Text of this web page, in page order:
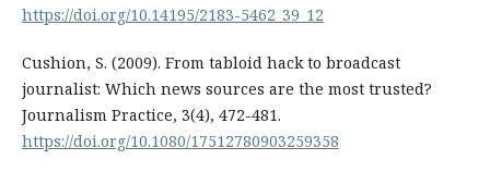
https://doi.org/10.14195/2183-5462_39_12
Cushion, S. (2009). From tabloid hack to broadcast
journalist: Which news sources are the most trusted?
Journalism Practice, 3(4), 472-481.
https://doi.org/10.1080/17512780903259358